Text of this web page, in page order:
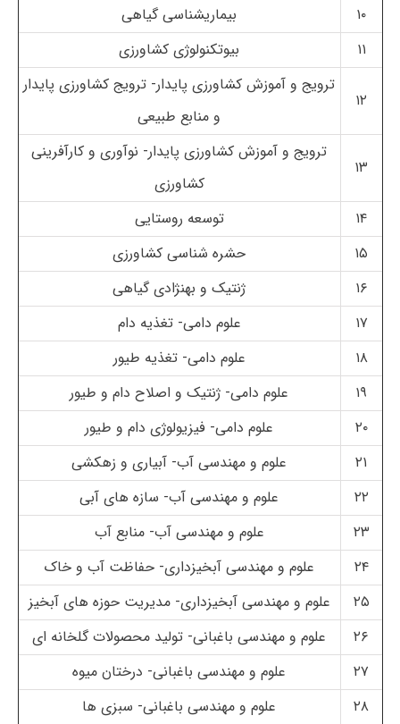
۱۰
بیماریشناسی گیاهی
۱۱
بیوتکنولوژی کشاورزی
۱۲
ترویج و آموزش کشاورزی پایدار- ترویج کشاورزی پایدار
و منابع طبیعی
۱۳
ترویج و آموزش کشاورزی پایدار- نوآوری و کارآفرینی
کشاورزی
۱۴
توسعه روستایی
۱۵
حشره شناسی کشاورزی
۱۶
ژنتیک و بهنژادی گیاهی
۱۷
علوم دامی- تغذیه دام
۱۸
علوم دامی- تغذیه طیور
۱۹
علوم دامی- ژنتیک و اصلاح دام و طیور
۲۰
علوم دامی- فیزیولوژی دام و طیور
۲۱
علوم و مهندسی آب- آبیاری و زهکشی
۲۲
علوم و مهندسی آب- سازه های آبی
۲۳
علوم و مهندسی آب- منابع آب
۲۴
علوم و مهندسی آبخیزداری- حفاظت آب و خاک
۲۵
علوم و مهندسی آبخیزداری- مدیریت حوزه های آبخیز
۲۶
علوم و مهندسی باغبانی- تولید محصولات گلخانه ای
۲۷
علوم و مهندسی باغبانی- درختان میوه
۲۸
علوم و مهندسی باغبانی- سبزی ها